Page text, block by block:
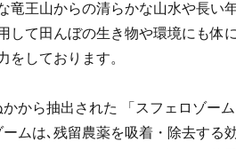
竜王山からの清らかな山水や長い
して田んぼの生き物や環境にも体
をしております。
から抽出された 「スフェロゾー
ムは､残留農薬を吸着・除去する